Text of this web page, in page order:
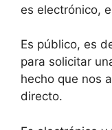
es electrónico,
Es público, es
para solicitar
hecho que nos
directo.